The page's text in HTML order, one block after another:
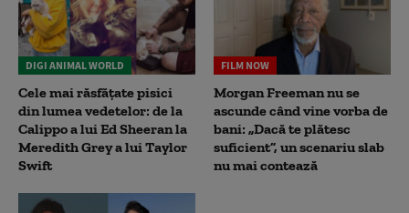
DIGI ANIMAL WORLD
Cele mai răsfățate pisici
din lumea vedetelor: de la
Calippo a lui Ed Sheeran la
Meredith Grey a lui Taylor
Swift
FILM NOW
Morgan Freeman nu se
ascunde când vine vorba de
bani: „Dacă te plătesc
suficient”, un scenariu slab
nu mai contează